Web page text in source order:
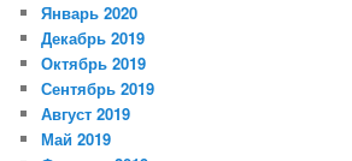
Январь 2020
Декабрь 2019
Октябрь 2019
Сентябрь 2019
Август 2019
Май 2019